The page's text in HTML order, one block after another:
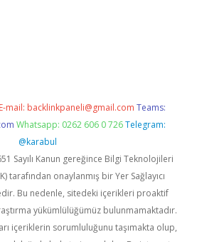
E-mail: backlinkpaneli@gmail.com Teams:
Whatsapp: 0262 606 0 726 Telegram:
@karabul
Sayılı Kanun gereğince Bilgi Teknolojileri
tarafından onaylanmış bir Yer Sağlayıcı
Bu nedenle, sitedeki içerikleri proaktif
yükümlülüğümüz bulunmamaktadır.
içeriklerin sorumluluğunu taşımakta olup,